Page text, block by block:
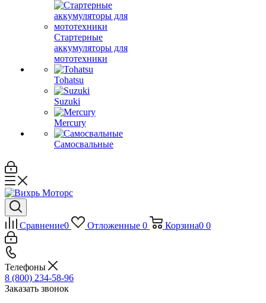
Стартерные
аккумуляторы для
мототехники
Tohatsu
Suzuki
Mercury
Самосвальные
Сравнение0 Отложенные 0 Корзина0 0
Телефоны
8 (800) 234-58-96
Заказать звонок